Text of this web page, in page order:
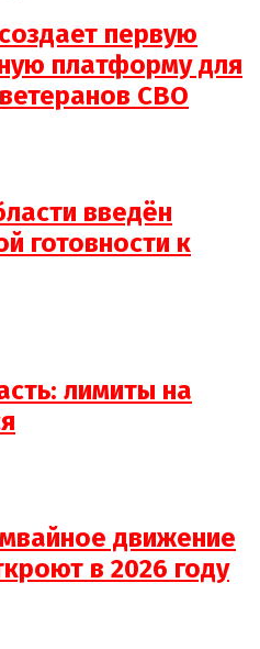
первую
платформу для
СВО
введён
готовности к
лимиты на
движение
в 2026 году